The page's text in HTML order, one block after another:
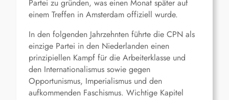
Partei zu gründen, was einen Monat später auf
einem Treffen in Amsterdam offiziell wurde.
In den folgenden Jahrzehnten führte die CPN als
einzige Partei in den Niederlanden einen
prinzipiellen Kampf für die Arbeiterklasse und
den Internationalismus sowie gegen
Opportunismus, Imperialismus und den
aufkommenden Faschismus. Wichtige Kapitel